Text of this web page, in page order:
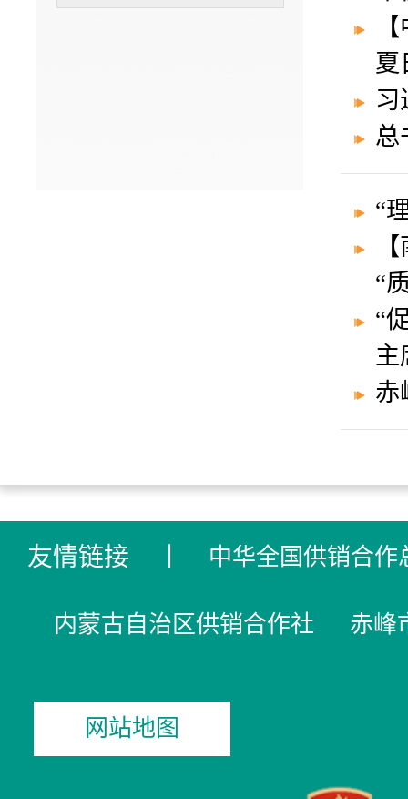
夏
习
总
“
“
“
主
赤
友情链接 中华全国供销合作
内蒙古自治区供销合作社 赤峰
网站地图